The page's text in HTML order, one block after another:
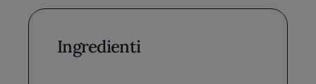
Ingredienti